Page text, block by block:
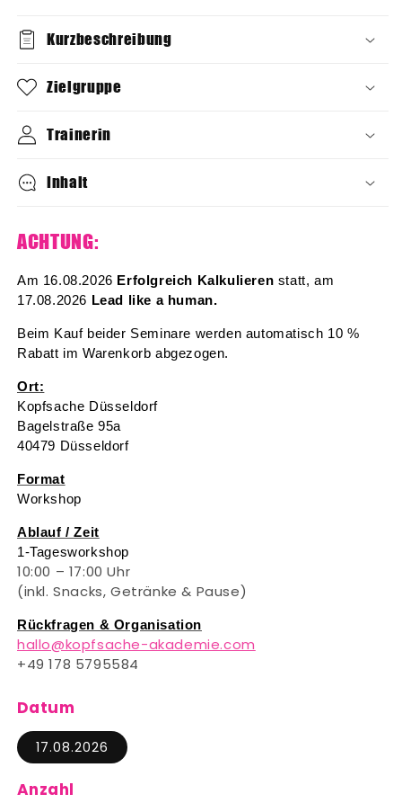
Kurzbeschreibung
Zielgruppe
Trainerin
Inhalt
ACHTUNG:
Am 16.08.2026 Erfolgreich Kalkulieren statt, am
17.08.2026 Lead like a human.
Beim Kauf beider Seminare werden automatisch 10 %
Rabatt im Warenkorb abgezogen.
Ort:
Kopfsache Düsseldorf
Bagelstraße 95a
40479 Düsseldorf
Format
Workshop
Ablauf / Zeit
1-Tagesworkshop
10:00 – 17:00 Uhr
(inkl. Snacks, Getränke & Pause)
Rückfragen & Organisation
hallo@kopfsache-akademie.com
+49 178 5795584
Datum
17.08.2026
Anzahl